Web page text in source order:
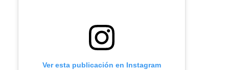
Ver esta publicación en Instagram